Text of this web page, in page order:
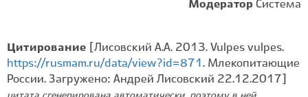
Модератор Система
Цитирование
[Лисовский А.А. 2013. Vulpes vulpes.
https://rusmam.ru/data/view?id=871 . Млекопитающие
России. Загружено: Андрей Лисовский 22.12.2017]